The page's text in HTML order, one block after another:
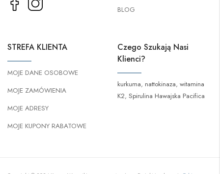
BLOG
STREFA KLIENTA
MOJE DANE OSOBOWE
MOJE ZAMÓWIENIA
MOJE ADRESY
MOJE KUPONY RABATOWE
Czego Szukają Nasi
Klienci?
kurkuma, nattokinaza, witamina
K2, Spirulina Hawajska Pacifica